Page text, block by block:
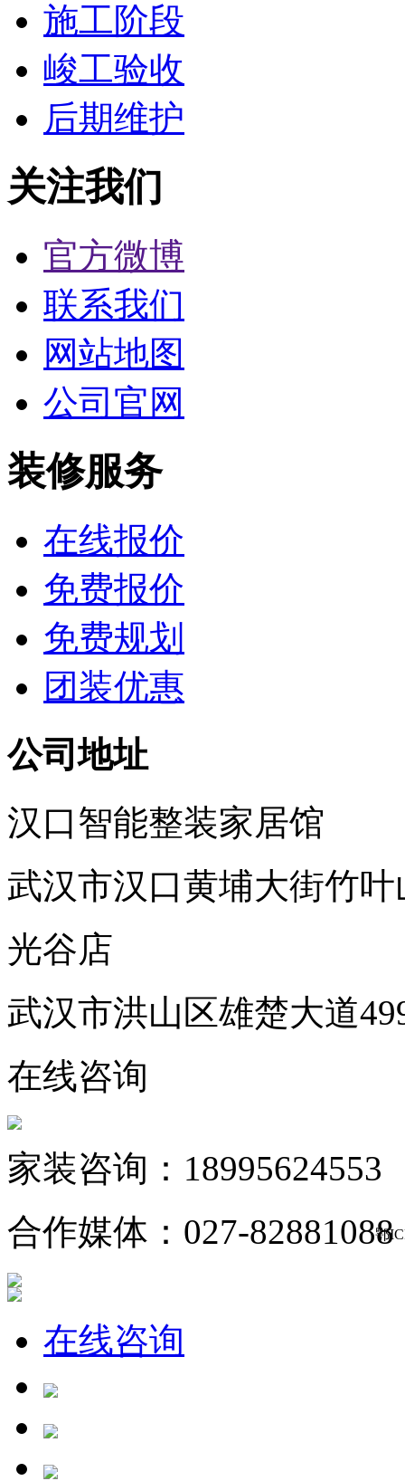
施工阶段
峻工验收
后期维护
关注我们
官方微博
联系我们
网站地图
公司官网
装修服务
在线报价
免费报价
免费规划
团装优惠
公司地址
汉口智能整装家居馆
武汉市汉口黄埔大街竹
光谷店
武汉市洪山区雄楚大道
在线咨询
家装咨询：18995624553
合作媒体：027-82881088
鄂
在线咨询